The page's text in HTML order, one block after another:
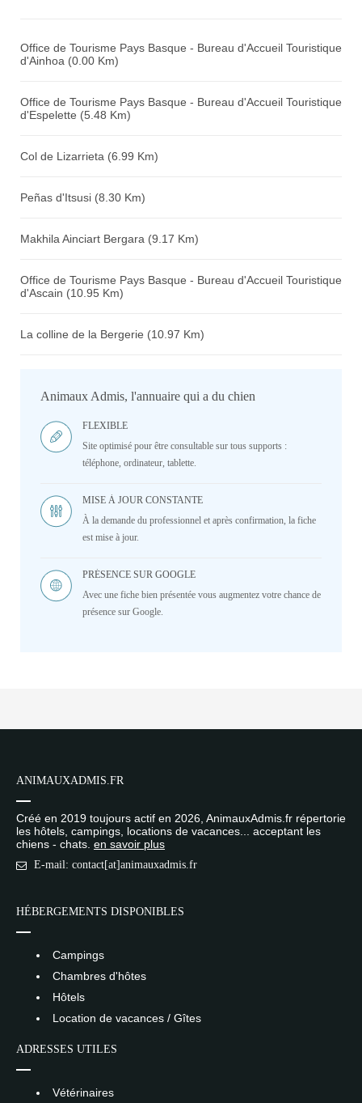
Office de Tourisme Pays Basque - Bureau d'Accueil Touristique
d'Ainhoa (0.00 Km)
Office de Tourisme Pays Basque - Bureau d'Accueil Touristique
d'Espelette (5.48 Km)
Col de Lizarrieta (6.99 Km)
Peñas d'Itsusi (8.30 Km)
Makhila Ainciart Bergara (9.17 Km)
Office de Tourisme Pays Basque - Bureau d'Accueil Touristique
d'Ascain (10.95 Km)
La colline de la Bergerie (10.97 Km)
Animaux Admis, l'annuaire qui a du chien
FLEXIBLE
Site optimisé pour être consultable sur tous supports :
téléphone, ordinateur, tablette.
MISE À JOUR CONSTANTE
À la demande du professionnel et après confirmation, la fiche
est mise à jour.
PRÉSENCE SUR GOOGLE
Avec une fiche bien présentée vous augmentez votre chance de
présence sur Google.
ANIMAUXADMIS.FR
Créé en 2019 toujours actif en 2026, AnimauxAdmis.fr répertorie
les hôtels, campings, locations de vacances... acceptant les
chiens - chats. en savoir plus
E-mail: contact[at]animauxadmis.fr
HÉBERGEMENTS DISPONIBLES
Campings
Chambres d'hôtes
Hôtels
Location de vacances / Gîtes
ADRESSES UTILES
Vétérinaires